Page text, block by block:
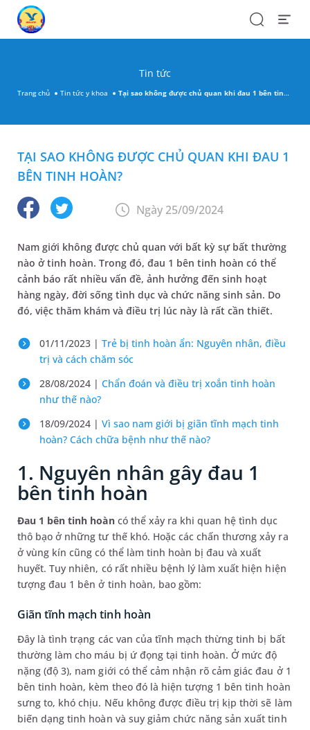
SearchOpen
Tin tức
Trang chủ Tin tức y khoa Tại sao không được chủ quan khi đau 1 bên tinh hoàn?
TẠI SAO KHÔNG ĐƯỢC CHỦ QUAN KHI ĐAU 1
BÊN TINH HOÀN?
Ngày 25/09/2024
Nam giới không được chủ quan với bất kỳ sự bất thường
nào ở tinh hoàn. Trong đó, đau 1 bên tinh hoàn có thể
cảnh báo rất nhiều vấn đề, ảnh hưởng đến sinh hoạt
hàng ngày, đời sống tình dục và chức năng sinh sản. Do
đó, việc thăm khám và điều trị lúc này là rất cần thiết.
01/11/2023 | Trẻ bị tinh hoàn ẩn: Nguyên nhân, điều
trị và cách chăm sóc
28/08/2024 | Chẩn đoán và điều trị xoắn tinh hoàn
như thế nào?
18/09/2024 | Vì sao nam giới bị giãn tĩnh mạch tinh
hoàn? Cách chữa bệnh như thế nào?
1. Nguyên nhân gây đau 1
bên tinh hoàn
Đau 1 bên tinh hoàncó thể xảy ra khi quan hệ tình dục
thô bạo ở những tư thế khó. Hoặc các chấn thương xảy ra
ở vùng kín cũng có thể làm tinh hoàn bị đau và xuất
huyết. Tuy nhiên, có rất nhiều bệnh lý làm xuất hiện hiện
tượng đau 1 bên ở tinh hoàn, bao gồm:
Giãn tĩnh mạch tinh hoàn
Đây là tình trạng các van của tĩnh mạch thừng tinh bị bất
thường làm cho máu bị ứ đọng tại tinh hoàn. Ở mức độ
nặng (độ 3), nam giới có thể cảm nhận rõ cảm giác đau ở 1
bên tinh hoàn, kèm theo đó là hiện tượng 1 bên tinh hoàn
sưng to, khó chịu. Nếu không được điều trị kịp thời sẽ làm
biến dạng tinh hoàn và suy giảm chức năng sản xuất tinh